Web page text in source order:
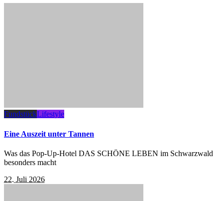
FundstückLifestyle
Eine Auszeit unter Tannen
Was das Pop-Up-Hotel DAS SCHÖNE LEBEN im Schwarzwald
besonders macht
22. Juli 2026